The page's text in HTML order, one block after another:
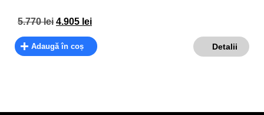
5.770lei 4.905 lei
Adaugă în coș Detalii